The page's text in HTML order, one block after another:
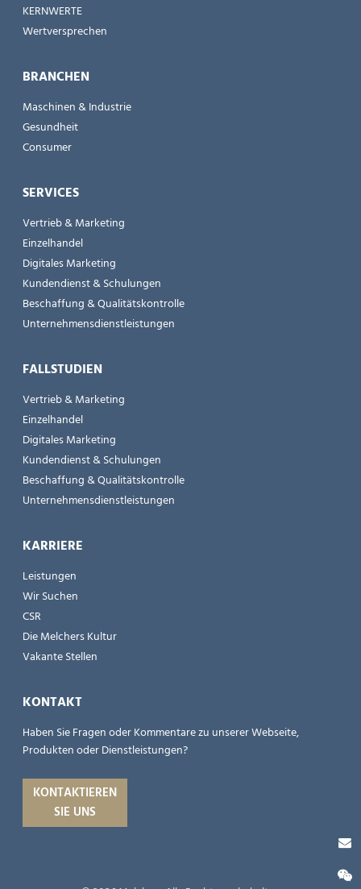
KERNWERTE
Wertversprechen
BRANCHEN
Maschinen & Industrie
Gesundheit
Consumer
SERVICES
Vertrieb & Marketing
Einzelhandel
Digitales Marketing
Kundendienst & Schulungen
Beschaffung & Qualitätskontrolle
Unternehmensdienstleistungen
FALLSTUDIEN
Vertrieb & Marketing
Einzelhandel
Digitales Marketing
Kundendienst & Schulungen
Beschaffung & Qualitätskontrolle
Unternehmensdienstleistungen
KARRIERE
Leistungen
Wir Suchen
CSR
Die Melchers Kultur
Vakante Stellen
KONTAKT
Haben Sie Fragen oder Kommentare zu unserer Webseite,
Produkten oder Dienstleistungen?
KONTAKTIEREN
SIE UNS